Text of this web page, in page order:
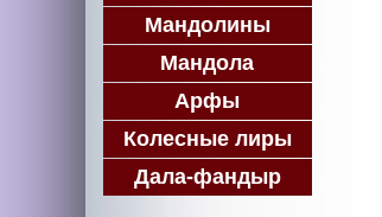
Мандолины
Мандола
Арфы
Колесные лиры
Дала-фандыр